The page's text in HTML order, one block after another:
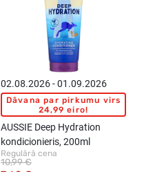
02.08.2026 - 01.09.2026
Dāvana par pirkumu virs
24,99 eiro!
AUSSIE Deep Hydration
kondicionieris, 200ml
Regulārā cena
10,99 €